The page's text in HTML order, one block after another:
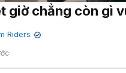
giờ chẳng còn gì
Riders ✔